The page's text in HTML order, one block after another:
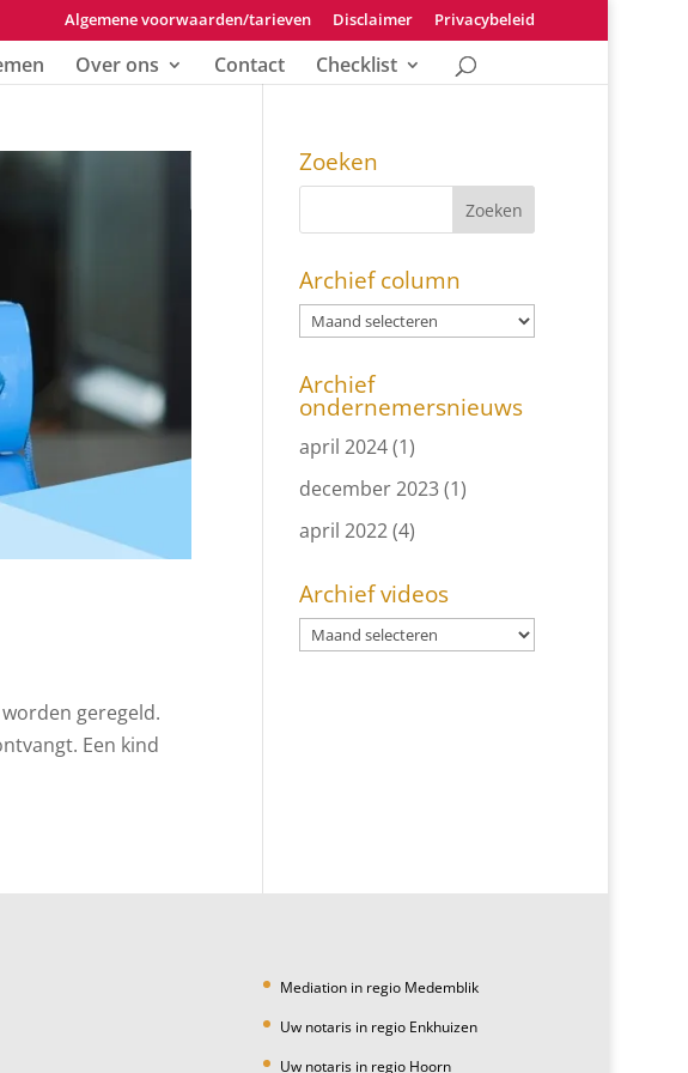
Algemene voorwaarden/tarieven Disclaimer Privacybeleid
Over ons Contact Checklist
geregeld.
Een kind
Zoeken
Archief column
Archief
ondernemersnieuws
april 2024(1)
december 2023(1)
april 2022(4)
Archief videos
Mediation in regio Medemblik
Uw notaris in regio Enkhuizen
Uw notaris in regio Hoorn